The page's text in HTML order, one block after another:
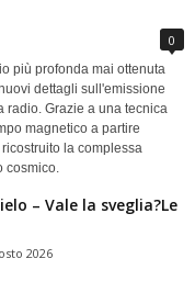
0
più profonda mai ottenuta
dettagli sull'emissione
Grazie a una tecnica
magnetico a partire
la complessa
cosmico.
– Vale la sveglia?Le
2026